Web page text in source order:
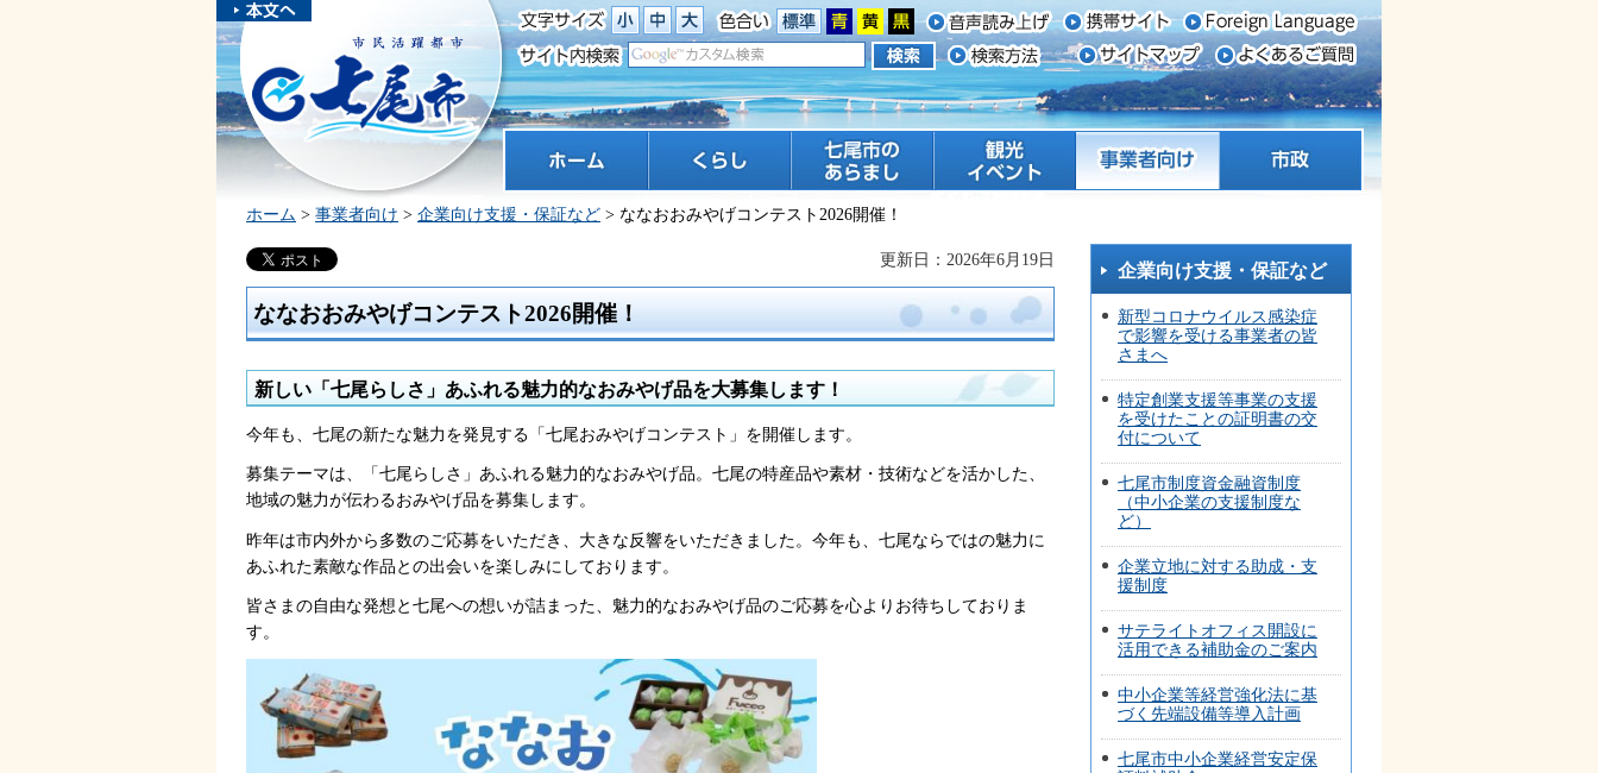
本文へスキ
ップしま
す。
市民活躍都市 七尾市
七尾市のあらまし 観光 イベント 事業者向け
ホーム > 事業者向け > 企業向け支援・保証など > ななおおみやげコンテスト2026開催！
更新日：2026年6月19日
ななおおみやげコンテスト2026開催！
新しい「七尾らしさ」あふれる魅力的なおみやげ品を大募集します！
今年も、七尾の新たな魅力を発見する「七尾おみやげコンテスト」を開催します。
募集テーマは、「七尾らしさ」あふれる魅力的なおみやげ品。七尾の特産品や素材・技術などを活かした、
地域の魅力が伝わるおみやげ品を募集します。
昨年は市内外から多数のご応募をいただき、大きな反響をいただきました。今年も、七尾ならではの魅力に
あふれた素敵な作品との出会いを楽しみにしております。
皆さまの自由な発想と七尾への想いが詰まった、魅力的なおみやげ品のご応募を心よりお待ちしておりま
す。
企業向け支援・保証など
新型コロナウイルス感染症
で影響を受ける事業者の皆
さまへ
特定創業支援等事業の支援
を受けたことの証明書の交
付について
七尾市制度資金融資制度
（中小企業の支援制度な
ど）
企業立地に対する助成・支
援制度
サテライトオフィス開設に
活用できる補助金のご案内
中小企業等経営強化法に基
づく先端設備等導入計画
七尾市中小企業経営安定保